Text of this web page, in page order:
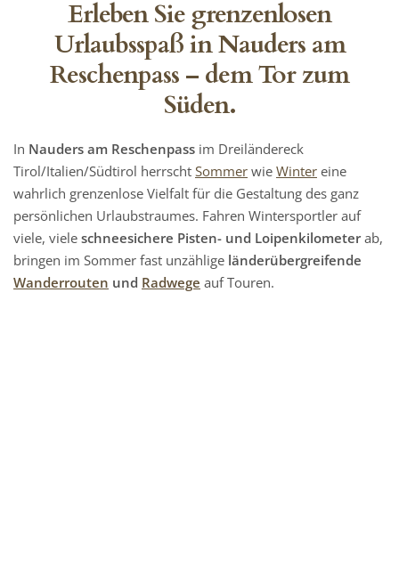
Erleben Sie grenzenlosen
Urlaubsspaß in Nauders am
Reschenpass – dem Tor zum
Süden.
In Nauders am Reschenpass im Dreiländereck
Tirol/Italien/Südtirol herrscht Sommer wie Winter eine
wahrlich grenzenlose Vielfalt für die Gestaltung des ganz
persönlichen Urlaubstraumes. Fahren Wintersportler auf
viele, viele schneesichere Pisten- und Loipenkilometerab,
bringen im Sommer fast unzählige länderübergreifende
Wanderrouten und Radwege auf Touren.